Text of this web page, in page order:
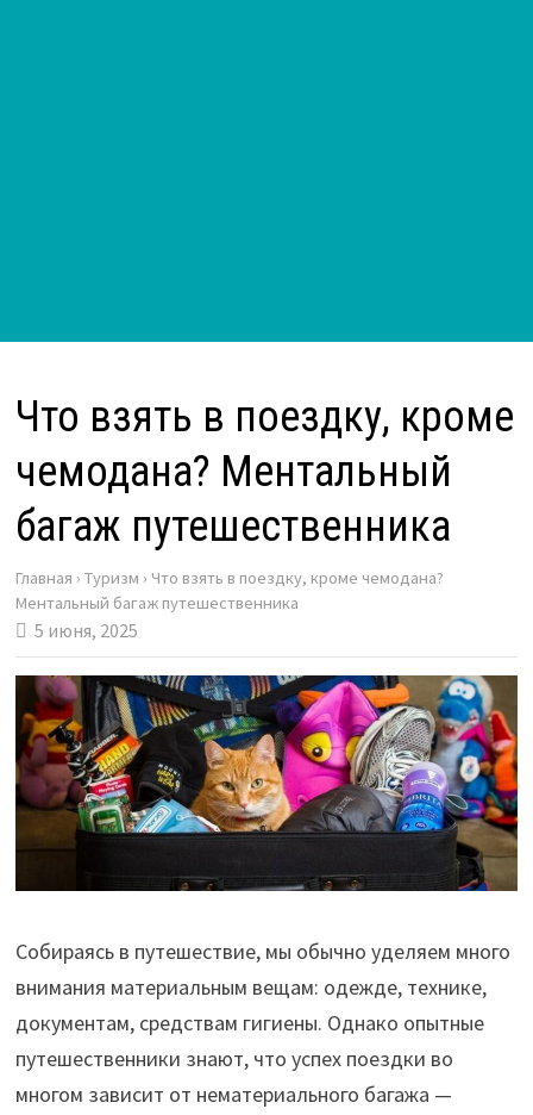
Что взять в поездку, кроме
чемодана? Ментальный
багаж путешественника
Главная › Туризм › Что взять в поездку, кроме чемодана?
Ментальный багаж путешественника
5 июня, 2025
Собираясь в путешествие, мы обычно уделяем много
внимания материальным вещам: одежде, технике,
документам, средствам гигиены. Однако опытные
путешественники знают, что успех поездки во
многом зависит от нематериального багажа —